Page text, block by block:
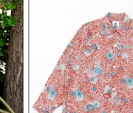
止
す
る
r
i
c